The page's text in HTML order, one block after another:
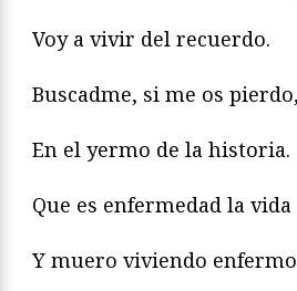
Voy a vivir del recuerdo.
Buscadme, si me os pierdo,
En el yermo de la historia.
Que es enfermedad la vida
Y muero viviendo